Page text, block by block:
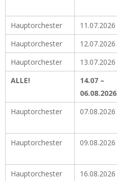
Hauptorchester
11.07.2026
Hauptorchester
12.07.2026
Hauptorchester
13.07.2026
ALLE!
14.07 –
06.08.2026
Hauptorchester 07.08.2026
Hauptorchester
09.08.2026
Hauptorchester
16.08.2026